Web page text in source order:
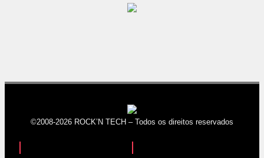
©2008-2026 ROCK’N TECH – Todos os direitos reservados